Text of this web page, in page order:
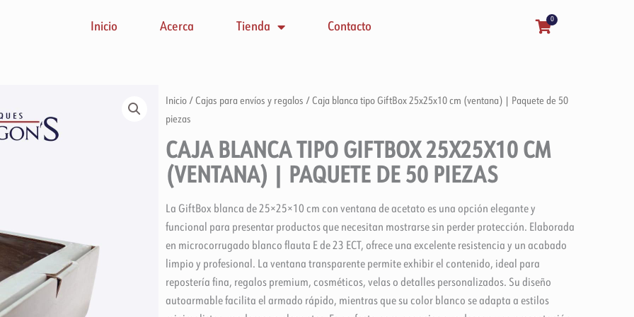
Inicio Acerca Tienda Contacto
0
Carrito
Inicio / Cajas para envíos y regalos / Caja blanca tipo GiftBox 25x25x10 cm (ventana) | Paquete de 50
piezas
CAJA BLANCA TIPO GIFTBOX 25X25X10 CM
(VENTANA) | PAQUETE DE 50 PIEZAS
La GiftBox blanca de 25×25×10 cm con ventana de acetato es una opción elegante y
funcional para presentar productos que necesitan mostrarse sin perder protección. Elaborada
en microcorrugado blanco flauta E de 23 ECT, ofrece una excelente resistencia y un acabado
limpio y profesional. La ventana transparente permite exhibir el contenido, ideal para
repostería fina, regalos premium, cosméticos, velas o detalles personalizados. Su diseño
autoarmable facilita el armado rápido, mientras que su color blanco se adapta a estilos